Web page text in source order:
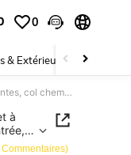
0
& Extérieur Enfants
Chemise blanche à manches longues et à manches bouffantes, col chemise, design taille cintrée, ourlet asymétrique, pour un port décontracté, marque YIU
à
Commentaires)